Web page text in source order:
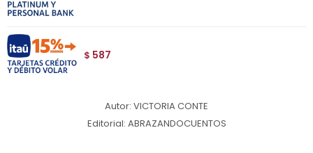
$ 587
Autor: VICTORIA CONTE
Editorial: ABRAZANDOCUENTOS